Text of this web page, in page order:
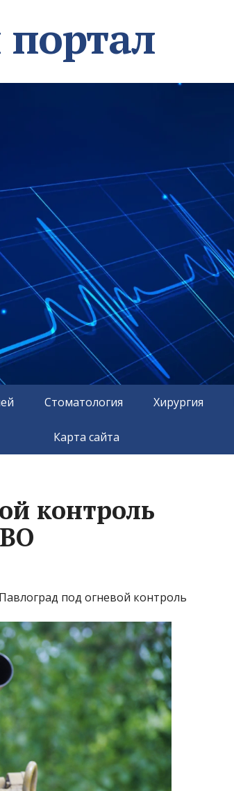
Стоматология Хирургия
Карта сайта
контроль
под огневой контроль